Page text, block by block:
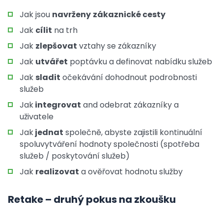
Jak jsou navrženy zákaznické cesty
Jak cílit na trh
Jak zlepšovat vztahy se zákazníky
Jak utvářet poptávku a definovat nabídku služeb
Jak sladit očekávání dohodnout podrobnosti
služeb
Jakintegrovat and odebrat zákazníky a
uživatele
Jakjednat společně, abyste zajistili kontinuální
spoluvytváření hodnoty společnosti (spotřeba
služeb / poskytování služeb)
Jak realizovat a ověřovat hodnotu služby
Retake – druhý pokus na zkoušku